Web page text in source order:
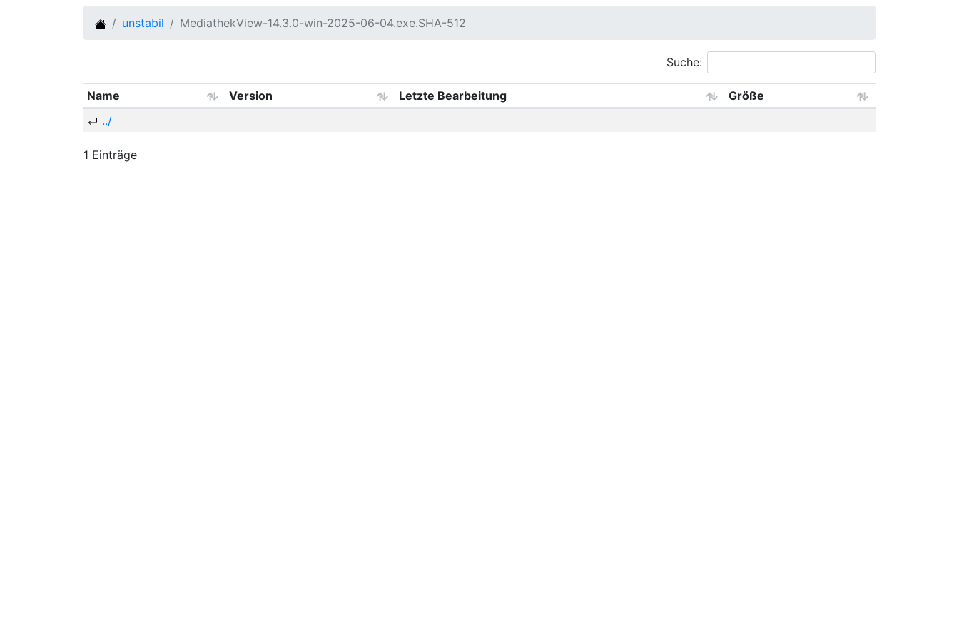
unstabil MediathekView-14.3.0-win-2025-06-04.exe.SHA-512
Suche:
Name Version Letzte Bearbeitung
Größe
../
-
1 Einträge